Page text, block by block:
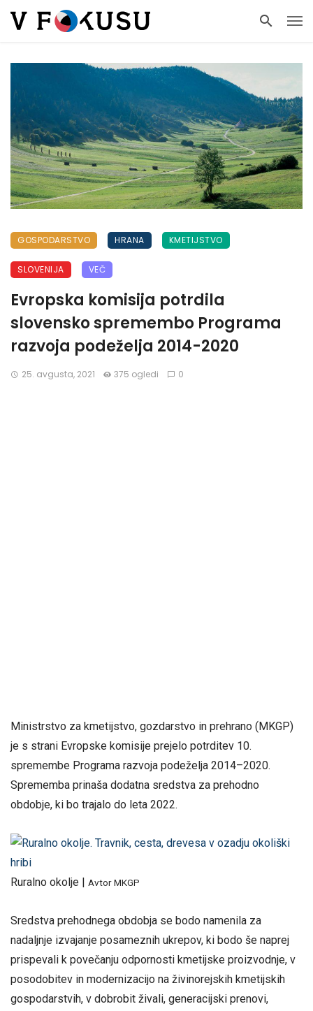
GOSPODARSTVO HRANA KMETIJSTVO
SLOVENIJA VEČ
Evropska komisija potrdila
slovensko spremembo Programa
razvoja podeželja 2014-2020
25. avgusta, 2021 375 ogledi 0
Ministrstvo za kmetijstvo, gozdarstvo in prehrano (MKGP)
je s strani Evropske komisije prejelo potrditev 10.
spremembe Programa razvoja podeželja 2014–2020.
Sprememba prinaša dodatna sredstva za prehodno
obdobje, ki bo trajalo do leta 2022.
Ruralno okolje | Avtor MKGP
Sredstva prehodnega obdobja se bodo namenila za
nadaljnje izvajanje posameznih ukrepov, ki bodo še naprej
prispevali k povečanju odpornosti kmetijske proizvodnje, v
posodobitev in modernizacijo na živinorejskih kmetijskih
gospodarstvih, v dobrobit živali, generacijski prenovi,